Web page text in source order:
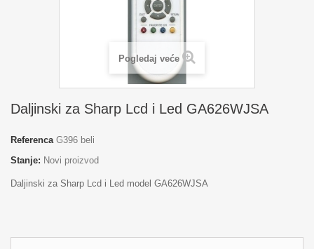
Pogledaj veće
Daljinski za Sharp Lcd i Led GA626WJSA
Referenca G396 beli
Stanje: Novi proizvod
Daljinski za Sharp Lcd i Led model GA626WJSA